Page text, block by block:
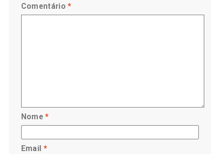
Comentário*
Nome*
Email *